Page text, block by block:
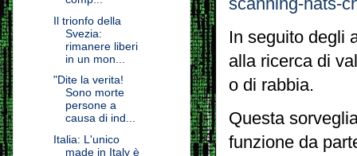
In seguito degli
alla ricerca di
o di rabbia.
Questa
funzione da
Il trionfo della
Svezia:
rimanere liberi
in un mon...
"Dite la verita!
Sono morte
persone a
causa di ind...
Italia: L'unico
made in Italy è